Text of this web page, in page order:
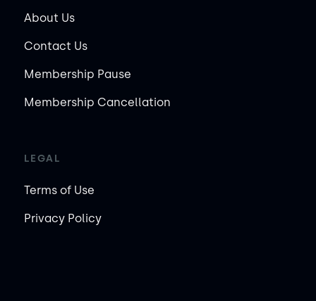
About Us
Contact Us
Membership Pause
Membership Cancellation
LEGAL
Terms of Use
Privacy Policy